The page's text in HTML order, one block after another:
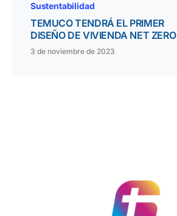
Sustentabilidad
TEMUCO TENDRÁ EL PRIMER
DISEÑO DE VIVIENDA NET ZERO
3 de noviembre de 2023